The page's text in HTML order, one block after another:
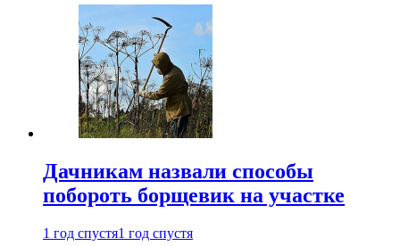
Дачникам назвали способы
побороть борщевик на участке
1 год спустя1 год спустя